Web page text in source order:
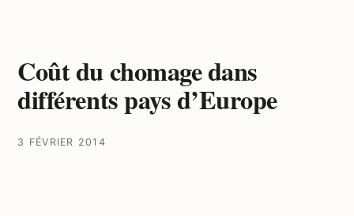
Coût du chomage dans
différents pays d’Europe
3 FÉVRIER 2014